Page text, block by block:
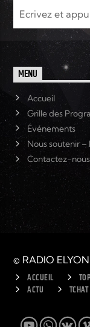
MENU
Accueil
Grille des
Événements
Nous soutenir –
Contactez-
© RADIO
ACCUEIL
ACTU
TCHAT